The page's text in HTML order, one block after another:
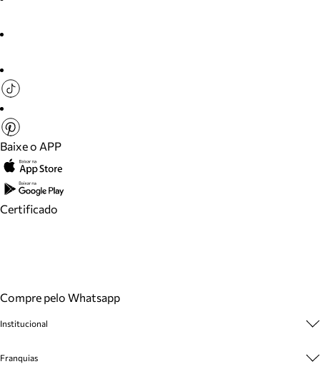
Baixe o APP
Certificado
Compre pelo Whatsapp
Institucional
Cashback
Franquias